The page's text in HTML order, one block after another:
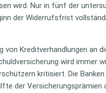
wird. Nur in fünf der
der Widerrufsfrist
von Kreditverhandlungen an
wird immer
kritisiert. Die
der Versicherungsprämien